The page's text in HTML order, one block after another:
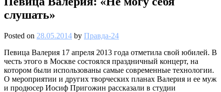
слушать»
Posted on 28.05.2014 by Правда-24
Певица Валерия 17 апреля 2013 года отметила свой юбилей. В
честь этого в Москве состоялся праздничный концерт, на
котором были использованы самые современные технологии.
О мероприятии и других творческих планах Валерия и ее муж
и продюсер Иосиф Пригожин рассказали в студии